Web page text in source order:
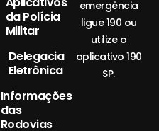
da Polícia
Militar
Delegacia
Eletrônica
Informações
das
Rodovias
emergência
ligue 190 ou
utilize o
aplicativo 190
SP.